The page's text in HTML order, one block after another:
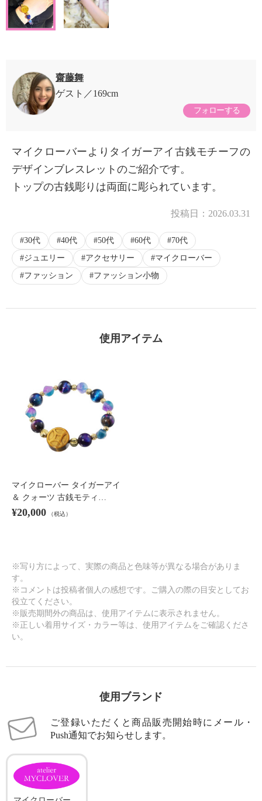
齋藤舞
ゲスト
169cm
フォローする
マイクローバーよりタイガーアイ古銭モチーフの
デザインブレスレットのご紹介です。
トップの古銭彫りは両面に彫られています。
投稿日： 2026.03.31
30代 40代 50代 60代
70代
ジュエリー
アクセサリー
マイクローバー
ファッション
ファッション小物
使用アイテム
マイクローバー タイガーアイ
＆ クォーツ 古銭モティ…
¥20,000 （税込）
※写り方によって、実際の商品と色味等が異なる場合がありま
す。
※コメントは投稿者個人の感想です。ご購入の際の目安としてお
役立てください。
※販売期間外の商品は、使用アイテムに表示されません。
※正しい着用サイズ・カラー等は、使用アイテムをご確認くださ
い。
使用ブランド
ご登録いただくと商品販売開始時にメール・
Push通知でお知らせします。